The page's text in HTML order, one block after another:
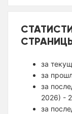
за
за
за
2026) -
за